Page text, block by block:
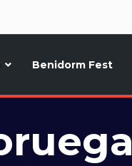
Benidorm Fest